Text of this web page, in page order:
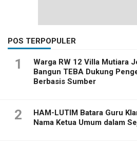
POS TERPOPULER
1
Warga RW 12 Villa Mutiara
Bangun TEBA Dukung
Berbasis Sumber
2
HAM-LUTIM Batara Guru
Nama Ketua Umum dalam